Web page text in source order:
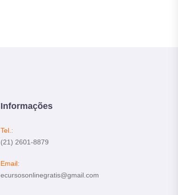
Informações
Tel.:
(21) 2601-8879
Email:
ecursosonlinegratis@gmail.com